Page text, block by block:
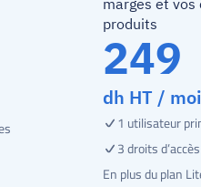
marges et
produits
249
dh HT /
1 utilisateur
3 droits
En plus du plan